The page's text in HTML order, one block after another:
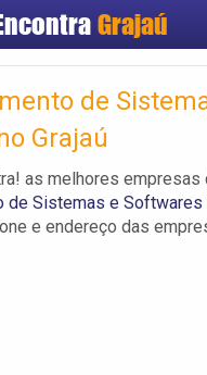
Grajaú
Cadastrar
Criar conta
de
Grajaú
as melhores empresas
de Sistemas e Softwares
e endereço das